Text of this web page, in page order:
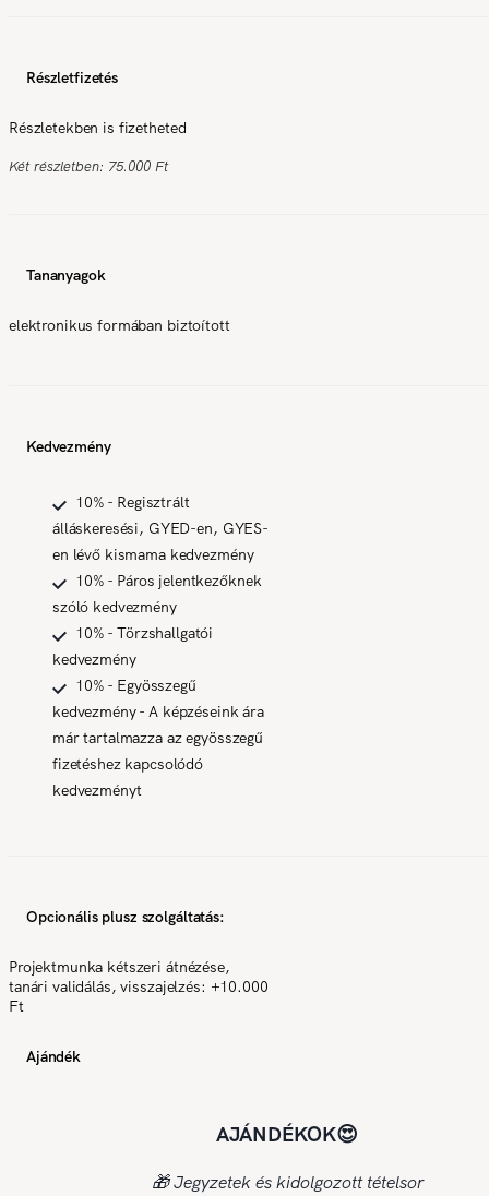
Részletfizetés
Részletekben is fizetheted
Két részletben: 75.000 Ft
Tananyagok
elektronikus formában biztoított
Kedvezmény
10% - Regisztrált
álláskeresési, GYED-en, GYES-
en lévő kismama kedvezmény
10% - Páros jelentkezőknek
szóló kedvezmény
10% - Törzshallgatói
kedvezmény
10% - Egyösszegű
kedvezmény - A képzéseink ára
már tartalmazza az egyösszegű
fizetéshez kapcsolódó
kedvezményt
Opcionális plusz szolgáltatás:
Projektmunka kétszeri átnézése,
tanári validálás, visszajelzés: +10.000
Ft
Ajándék
AJÁNDÉKOK😍
🎁 Jegyzetek és kidolgozott tételsor